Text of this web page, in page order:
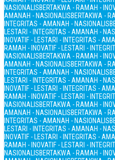
NASIONALISBERTAKWA - RAMAH -
AMANAH - NASIONALISBERTAKWA -
INTEGRITAS - AMANAH - NASIONALIS
LESTARI - INTEGRITAS - AMANAH -
INOVATIF - LESTARI - INTEGRITAS -
RAMAH - INOVATIF - LESTARI -
NASIONALISBERTAKWA - RAMAH -
AMANAH - NASIONALISBERTAKWA -
INTEGRITAS - AMANAH - NASIONALIS
LESTARI - INTEGRITAS - AMANAH -
INOVATIF - LESTARI - INTEGRITAS -
RAMAH - INOVATIF - LESTARI -
NASIONALISBERTAKWA - RAMAH -
AMANAH - NASIONALISBERTAKWA -
INTEGRITAS - AMANAH - NASIONALIS
LESTARI - INTEGRITAS - AMANAH -
INOVATIF - LESTARI - INTEGRITAS -
RAMAH - INOVATIF - LESTARI -
NASIONALISBERTAKWA - RAMAH -